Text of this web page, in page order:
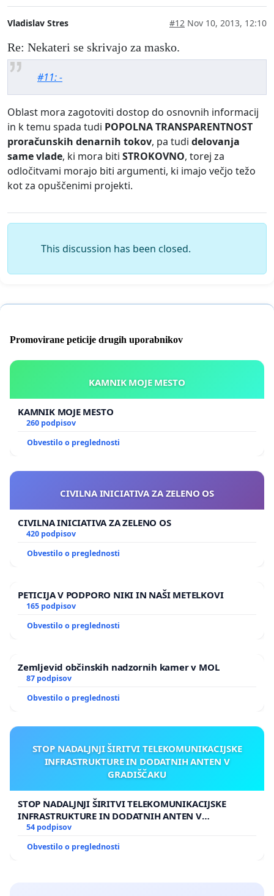
Vladislav Stres #12 Nov 10, 2013, 12:10
Re: Nekateri se skrivajo za masko.
#11: -
Oblast mora zagotoviti dostop do osnovnih informacij
in k temu spada tudi POPOLNA TRANSPARENTNOST
proračunskih denarnih tokov, pa tudi delovanja
same vlade, ki mora biti STROKOVNO, torej za
odločitvami morajo biti argumenti, ki imajo večjo težo
kot za opuščenimi projekti.
This discussion has been closed.
Promovirane peticije drugih uporabnikov
KAMNIK MOJE MESTO
KAMNIK MOJE MESTO
260 podpisov
Obvestilo o preglednosti
CIVILNA INICIATIVA ZA ZELENO OS
CIVILNA INICIATIVA ZA ZELENO OS
420 podpisov
Obvestilo o preglednosti
PETICIJA V PODPORO NIKI IN NAŠI METELKOVI
165 podpisov
Obvestilo o preglednosti
Zemljevid občinskih nadzornih kamer v MOL
87 podpisov
Obvestilo o preglednosti
STOP NADALJNJI ŠIRITVI TELEKOMUNIKACIJSKE
INFRASTRUKTURE IN DODATNIH ANTEN V
GRADIŠČAKU
STOP NADALJNJI ŠIRITVI TELEKOMUNIKACIJSKE
INFRASTRUKTURE IN DODATNIH ANTEN V
GRADIŠČAKU
54 podpisov
Obvestilo o preglednosti